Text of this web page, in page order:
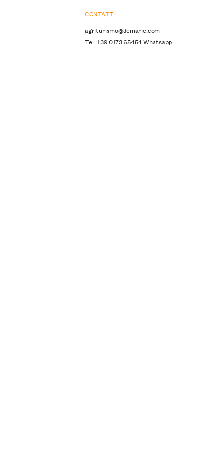
CONTATTI
agriturismo@demarie.com
Tel: +39 0173 65454 Whatsapp